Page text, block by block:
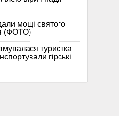
мощі святого
(ФОТО)
туристка
гірські